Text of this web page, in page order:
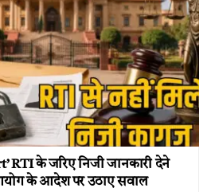
RTI के जरिए निजी जानकारी देने
के आदेश पर उठाए सवाल